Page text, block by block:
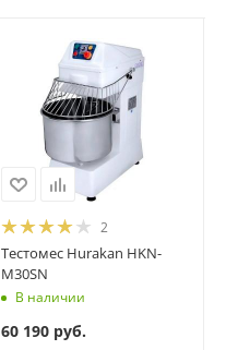
2
Тестомес Hurakan HKN-
M30SN
В наличии
60 190руб.